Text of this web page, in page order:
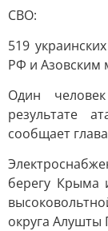
СВО:
519
РФ и
Один
результате
сообщает
берегу Крыма
округа Алушты